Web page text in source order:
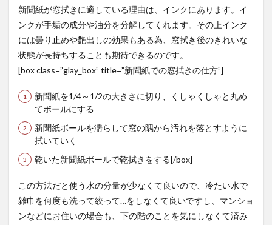
新聞紙が窓拭きに適している理由は、インクにあります。イ
ンクが手垢の成分や油分を分解してくれます。その上インク
には曇り止めや艶出しの効果もある為、窓拭き後のきれいな
状態が長持ちすることも期待できるのです。
[box class=”glay_box” title=”新聞紙での窓拭きの仕方”]
新聞紙を1/4～1/2の大きさに切り、くしゃくしゃと丸め
てボールにする
新聞紙ボールを濡らして窓の隅から汚れを落とすように
拭いていく
乾いた新聞紙ボールで乾拭きをする[/box]
この方法だと使う水の分量が少なくて良いので、冷たい水で
雑巾を何度も洗って絞って…をしなくて良いですし、マンショ
ンなどにお住いの場合も、下の階のことを気にしなくて済み